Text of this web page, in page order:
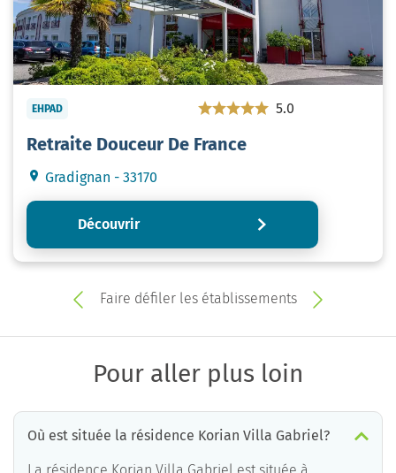
EHPAD 5.0
Retraite Douceur De France
Gradignan - 33170
Découvrir
Faire défiler les établissements
Pour aller plus loin
Où est située la résidence Korian Villa Gabriel?